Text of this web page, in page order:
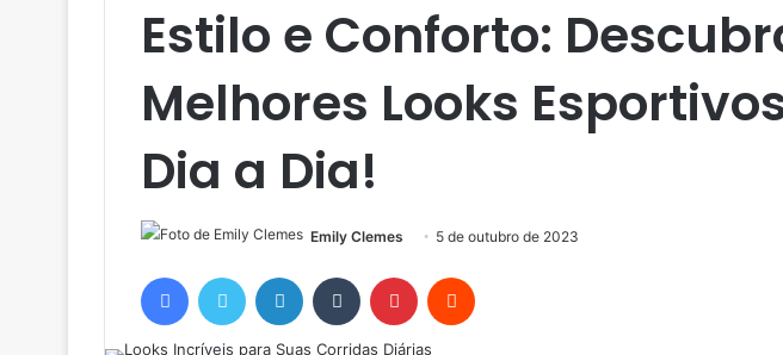
Estilo e Conforto:
Melhores Looks
Dia a Dia!
Emily Clemes 5 de outubro de 2023
FacebookTwitter Linkedin Tumblr Pinterest